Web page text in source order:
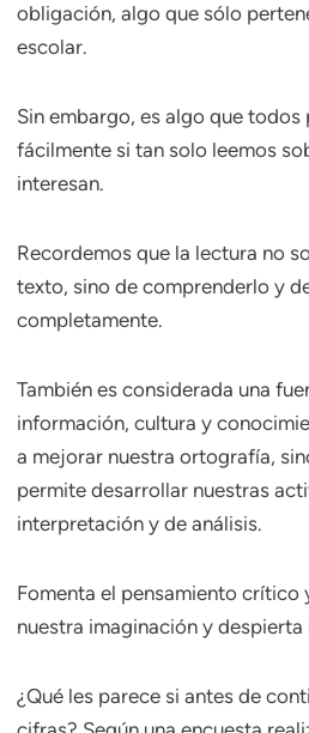
obligación, algo que sólo
escolar.
Sin embargo, es algo que
fácilmente si tan solo leemos
interesan.
Recordemos que la lectura no
texto, sino de comprenderlo y
completamente.
También es considerada una
información, cultura y
a mejorar nuestra ortografía,
permite desarrollar nuestras
interpretación y de análisis.
Fomenta el pensamiento crítico
nuestra imaginación y despierta
¿Qué les parece si antes de